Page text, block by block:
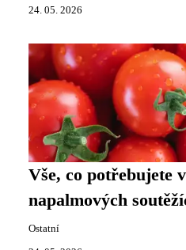
24. 05. 2026
Vše, co potřebujete
napalmových
Ostatní